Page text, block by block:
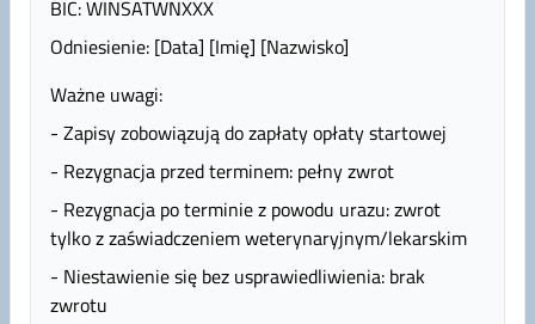
BIC: WINSATWNXXX
Odniesienie: [Data] [Imię] [Nazwisko]
Ważne uwagi:
- Zapisy zobowiązują do zapłaty opłaty startowej
- Rezygnacja przed terminem: pełny zwrot
- Rezygnacja po terminie z powodu urazu: zwrot
tylko z zaświadczeniem weterynaryjnym/lekarskim
- Niestawienie się bez usprawiedliwienia: brak
zwrotu